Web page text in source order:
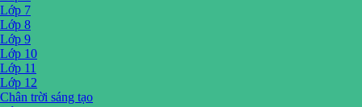
Lớp 7
Lớp 8
Lớp 9
Lớp 10
Lớp 11
Lớp 12
Chân trời sáng tạo